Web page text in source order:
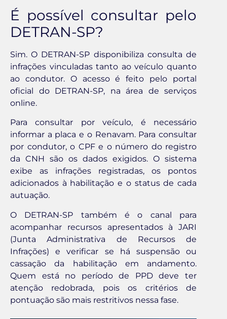
É possível consultar pelo
DETRAN-SP?
Sim. O DETRAN-SP disponibiliza consulta de
infrações vinculadas tanto ao veículo quanto
ao condutor. O acesso é feito pelo portal
oficial do DETRAN-SP, na área de serviços
online.
Para consultar por veículo, é necessário
informar a placa e o Renavam. Para consultar
por condutor, o CPF e o número do registro
da CNH são os dados exigidos. O sistema
exibe as infrações registradas, os pontos
adicionados à habilitação e o status de cada
autuação.
O DETRAN-SP também é o canal para
acompanhar recursos apresentados à JARI
(Junta Administrativa de Recursos de
Infrações) e verificar se há suspensão ou
cassação da habilitação em andamento.
Quem está no período de PPD deve ter
atenção redobrada, pois os critérios de
pontuação são mais restritivos nessa fase.